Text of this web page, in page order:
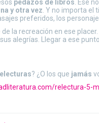
pedazos de libros . Ese
y otra vez . Y no importa
preferidos, los
de la recreación en ese
alegrías. Llegar a ese
? ¿O los que jamás
relectura-5-